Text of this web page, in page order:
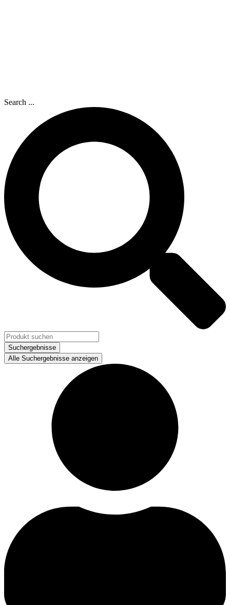
Search ...
Suchergebnisse
Alle Suchergebnisse anzeigen